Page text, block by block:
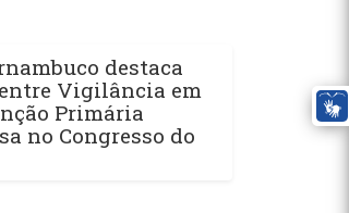
destaca
Vigilância em
Primária
no Congresso do